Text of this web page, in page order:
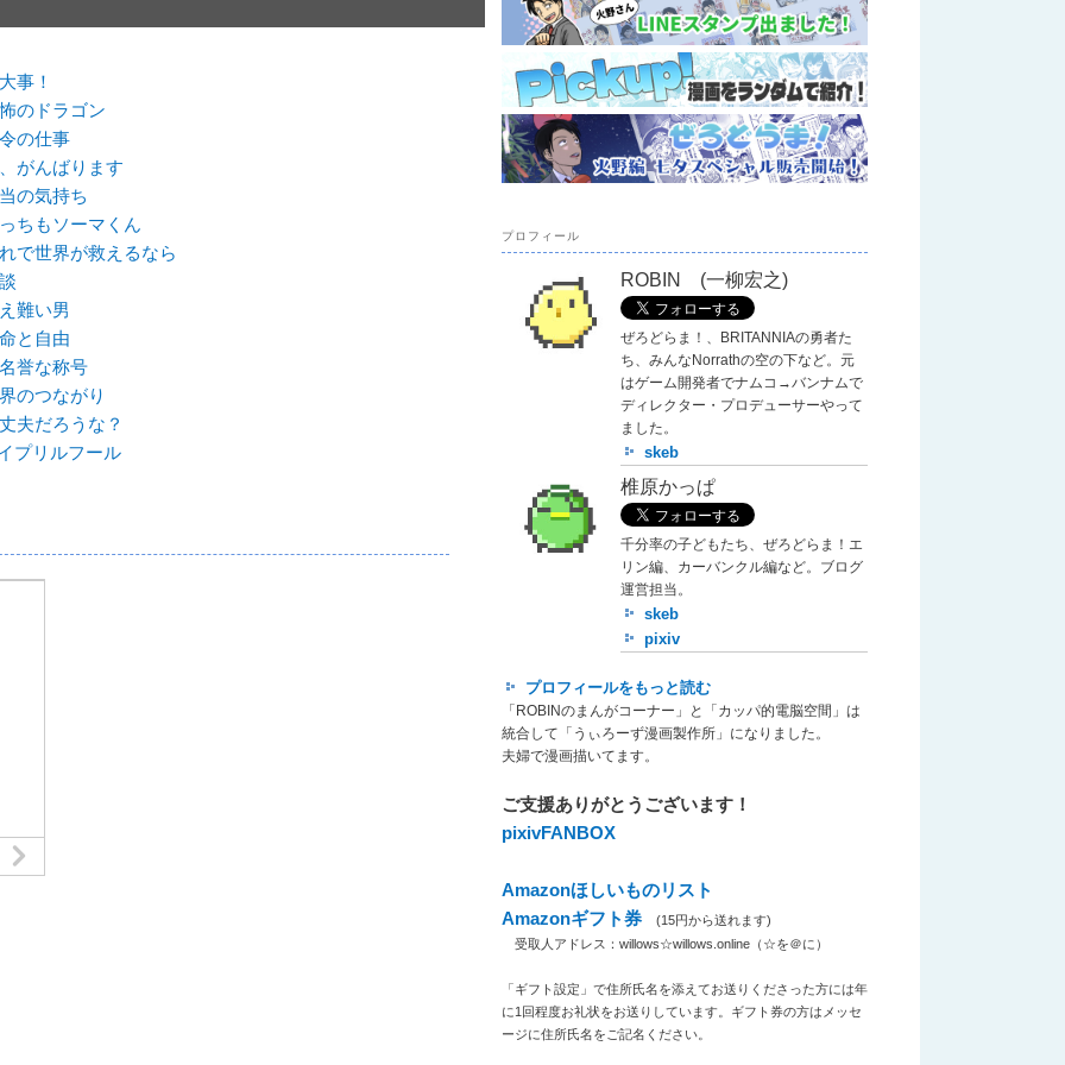
事！
のドラゴン
の仕事
がんばります
の気持ち
ちもソーマくん
で世界が救えるなら
難い男
と自由
誉な称号
のつながり
夫だろうな？
プリルフール
プロフィール
ROBIN (一柳宏之)
ぜろどらま！、BRITANNIAの勇者た
ち、みんなNorrathの空の下など。元
はゲーム開発者でナムコ→バンナムで
ディレクター・プロデューサーやって
ました。
skeb
椎原かっぱ
千分率の子どもたち、ぜろどらま！エ
リン編、カーバンクル編など。ブログ
運営担当。
skeb
pixiv
プロフィールをもっと読む
「ROBINのまんがコーナー」と「カッパ的電脳空間」は
統合して「うぃろーず漫画製作所」になりました。
夫婦で漫画描いてます。
ご支援ありがとうございます！
pixivFANBOX
Amazonほしいものリスト
Amazonギフト券
(15円から送れます)
受取人アドレス：willows☆willows.online（☆を＠に）
「ギフト設定」で住所氏名を添えてお送りくださった方には年
に1回程度お礼状をお送りしています。ギフト券の方はメッセ
ージに住所氏名をご記名ください。